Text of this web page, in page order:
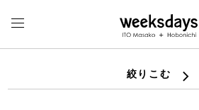
絞りこむ